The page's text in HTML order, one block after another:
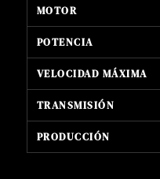
MOTOR
POTENCIA
VELOCIDAD MÁXIMA
TRANSMISIÓN
PRODUCCIÓN